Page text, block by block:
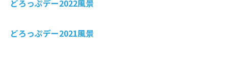
どろっぷデー2022風景
どろっぷデー2021風景